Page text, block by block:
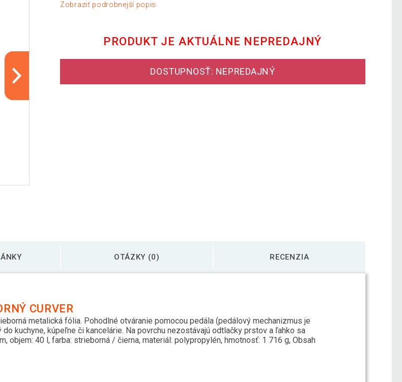
Zobraziť podrobnejší popis
PRODUKT JE AKTUÁLNE NEPREDAJNÝ
DOSTUPNOSŤ: NEPREDAJNÝ
OTÁZKY (0) RECENZIA
CURVER
metalická fólia. Pohodlné otváranie pomocou pedála (pedálový mechanizmus je
kuchyne, kúpeľne či kancelárie. Na povrchu nezostávajú odtlačky prstov a ľahko sa
objem: 40 l, farba: strieborná / čierna, materiál: polypropylén, hmotnosť: 1 716 g, Obsah